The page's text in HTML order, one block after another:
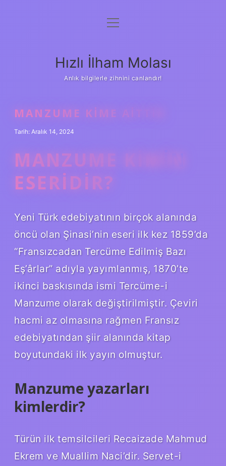
Anasayfa
Yasal Uyarı
menüyü
Hızlı İlham Molası
Anlık bilgilerle zihnini canlandır!
MANZUME KIME AITTIR
Tarih: Aralık 14, 2024
MANZUME KIMIN
ESERIDIR?
Yeni Türk edebiyatının birçok alanında
öncü olan Şinasi’nin eseri ilk kez 1859’da
“Fransızcadan Tercüme Edilmiş Bazı
Eş’ârlar” adıyla yayımlanmış, 1870’te
ikinci baskısında ismi Tercüme-i
Manzume olarak değiştirilmiştir. Çeviri
hacmi az olmasına rağmen Fransız
edebiyatından şiir alanında kitap
boyutundaki ilk yayın olmuştur.
Manzume yazarları
kimlerdir?
Türün ilk temsilcileri Recaizade Mahmud
Ekrem ve Muallim Naci’dir. Servet-i